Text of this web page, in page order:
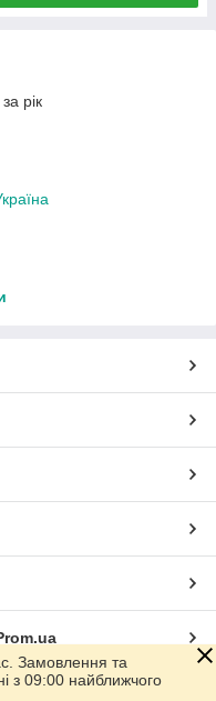
рік
Замовлення та
з 09:00 найближчого